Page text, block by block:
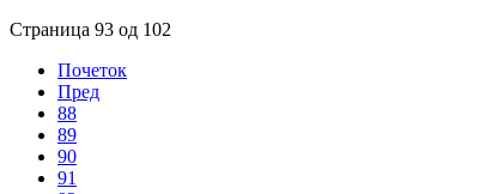
Страница 93 од 102
Почеток
Пред
88
89
90
91